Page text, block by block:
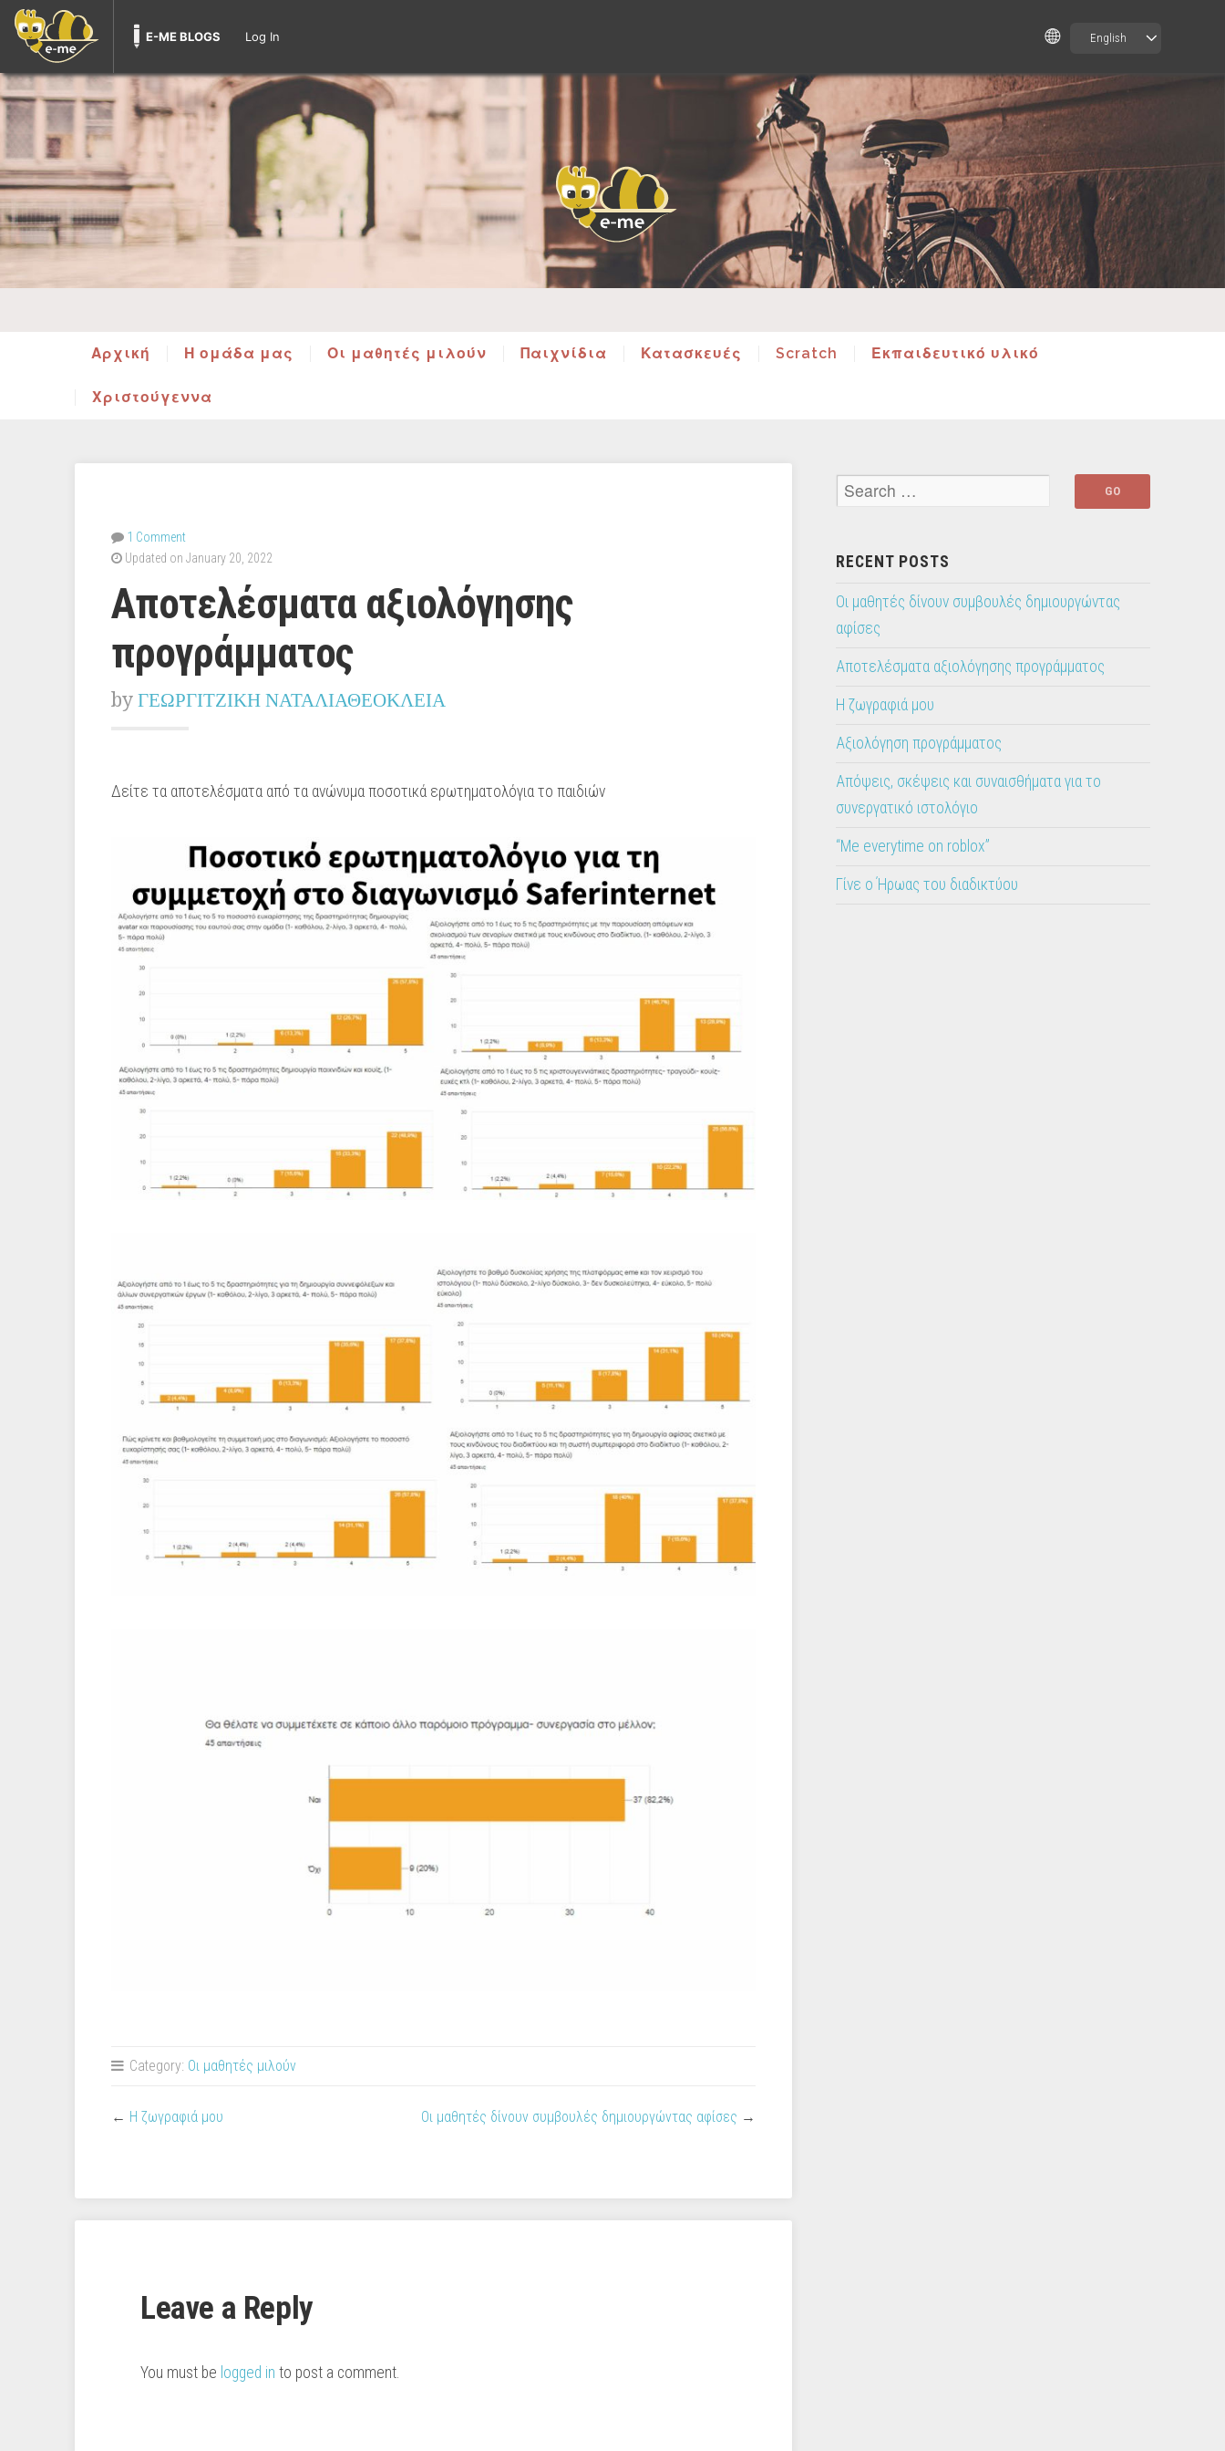
English
E-ME BLOGS Log In
Αρχική Η ομάδα μας Οι μαθητές μιλούν Παιχνίδια Κατασκευές Scratch Εκπαιδευτικό υλικό
Χριστούγεννα
1 Comment
Updated on January 20, 2022
Αποτελέσματα αξιολόγησης
προγράμματος
by ΓΕΩΡΓΙΤΖΙΚΗ ΝΑΤΑΛΙΑΘΕΟΚΛΕΙΑ
Δείτε τα αποτελέσματα από τα ανώνυμα ποσοτικά ερωτηματολόγια το παιδιών
Category: Οι μαθητές μιλούν
← Η ζωγραφιά μου Οι μαθητές δίνουν συμβουλές δημιουργώντας αφίσες →
Leave a Reply
You must be logged in to post a comment.
RECENT POSTS
Οι μαθητές δίνουν συμβουλές δημιουργώντας
αφίσες
Αποτελέσματα αξιολόγησης προγράμματος
Η ζωγραφιά μου
Αξιολόγηση προγράμματος
Απόψεις, σκέψεις και συναισθήματα για το
συνεργατικό ιστολόγιο
“Me everytime on roblox”
Γίνε ο Ήρωας του διαδικτύου